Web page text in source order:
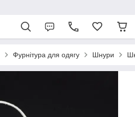
Фурнітура для одягу Шнури